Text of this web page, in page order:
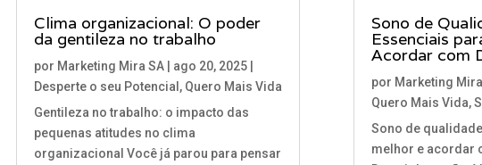
Clima organizacional: O poder
da gentileza no trabalho
por Marketing Mira SA| ago 20, 2025|
Desperte o seu Potencial , Quero Mais Vida
Gentileza no trabalho: o impacto das
pequenas atitudes no clima
organizacional Você já parou para pensar
Sono de
Essenciais
Acordar com
por Marketing
Quero Mais Vida,
Sono de
melhor e acordar